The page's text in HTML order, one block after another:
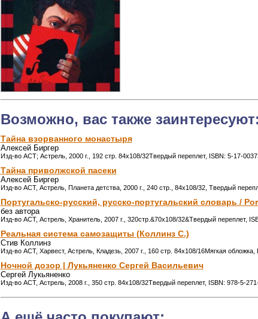
Возможно, вас также заинтересуют:
Тайна взорванного монастыря
Алексей Биргер
Изд-во АСТ; Астрель, 2000 г., 192 стр. 84x108/32Твердый переплет, ISBN: 5-17-
Тайна приволжской пасеки
Алексей Биргер
Изд-во АСТ, Астрель, Планета детства, 2000 г., 240 стр., 84x108/32, Твердый
Португальско-русский, русско-португальский словарь /
без автора
Изд-во АСТ, Астрель, Хранитель, 2007 г., 320стр.&70x108/32&Твердый переплет,
Реальная система самозащиты (Коллинз С.)
Стив Коллинз
Изд-во АСТ, Харвест, Астрель, Кладезь, 2007 г., 160 стр. 84x108/16Мягкая
Ночной дозор | Лукьяненко Сергей Васильевич
Сергей Лукьяненко
Изд-во АСТ, Астрель, 2008 г., 350 стр. 84x108/32Твердый переплет, ISBN: 978-5-